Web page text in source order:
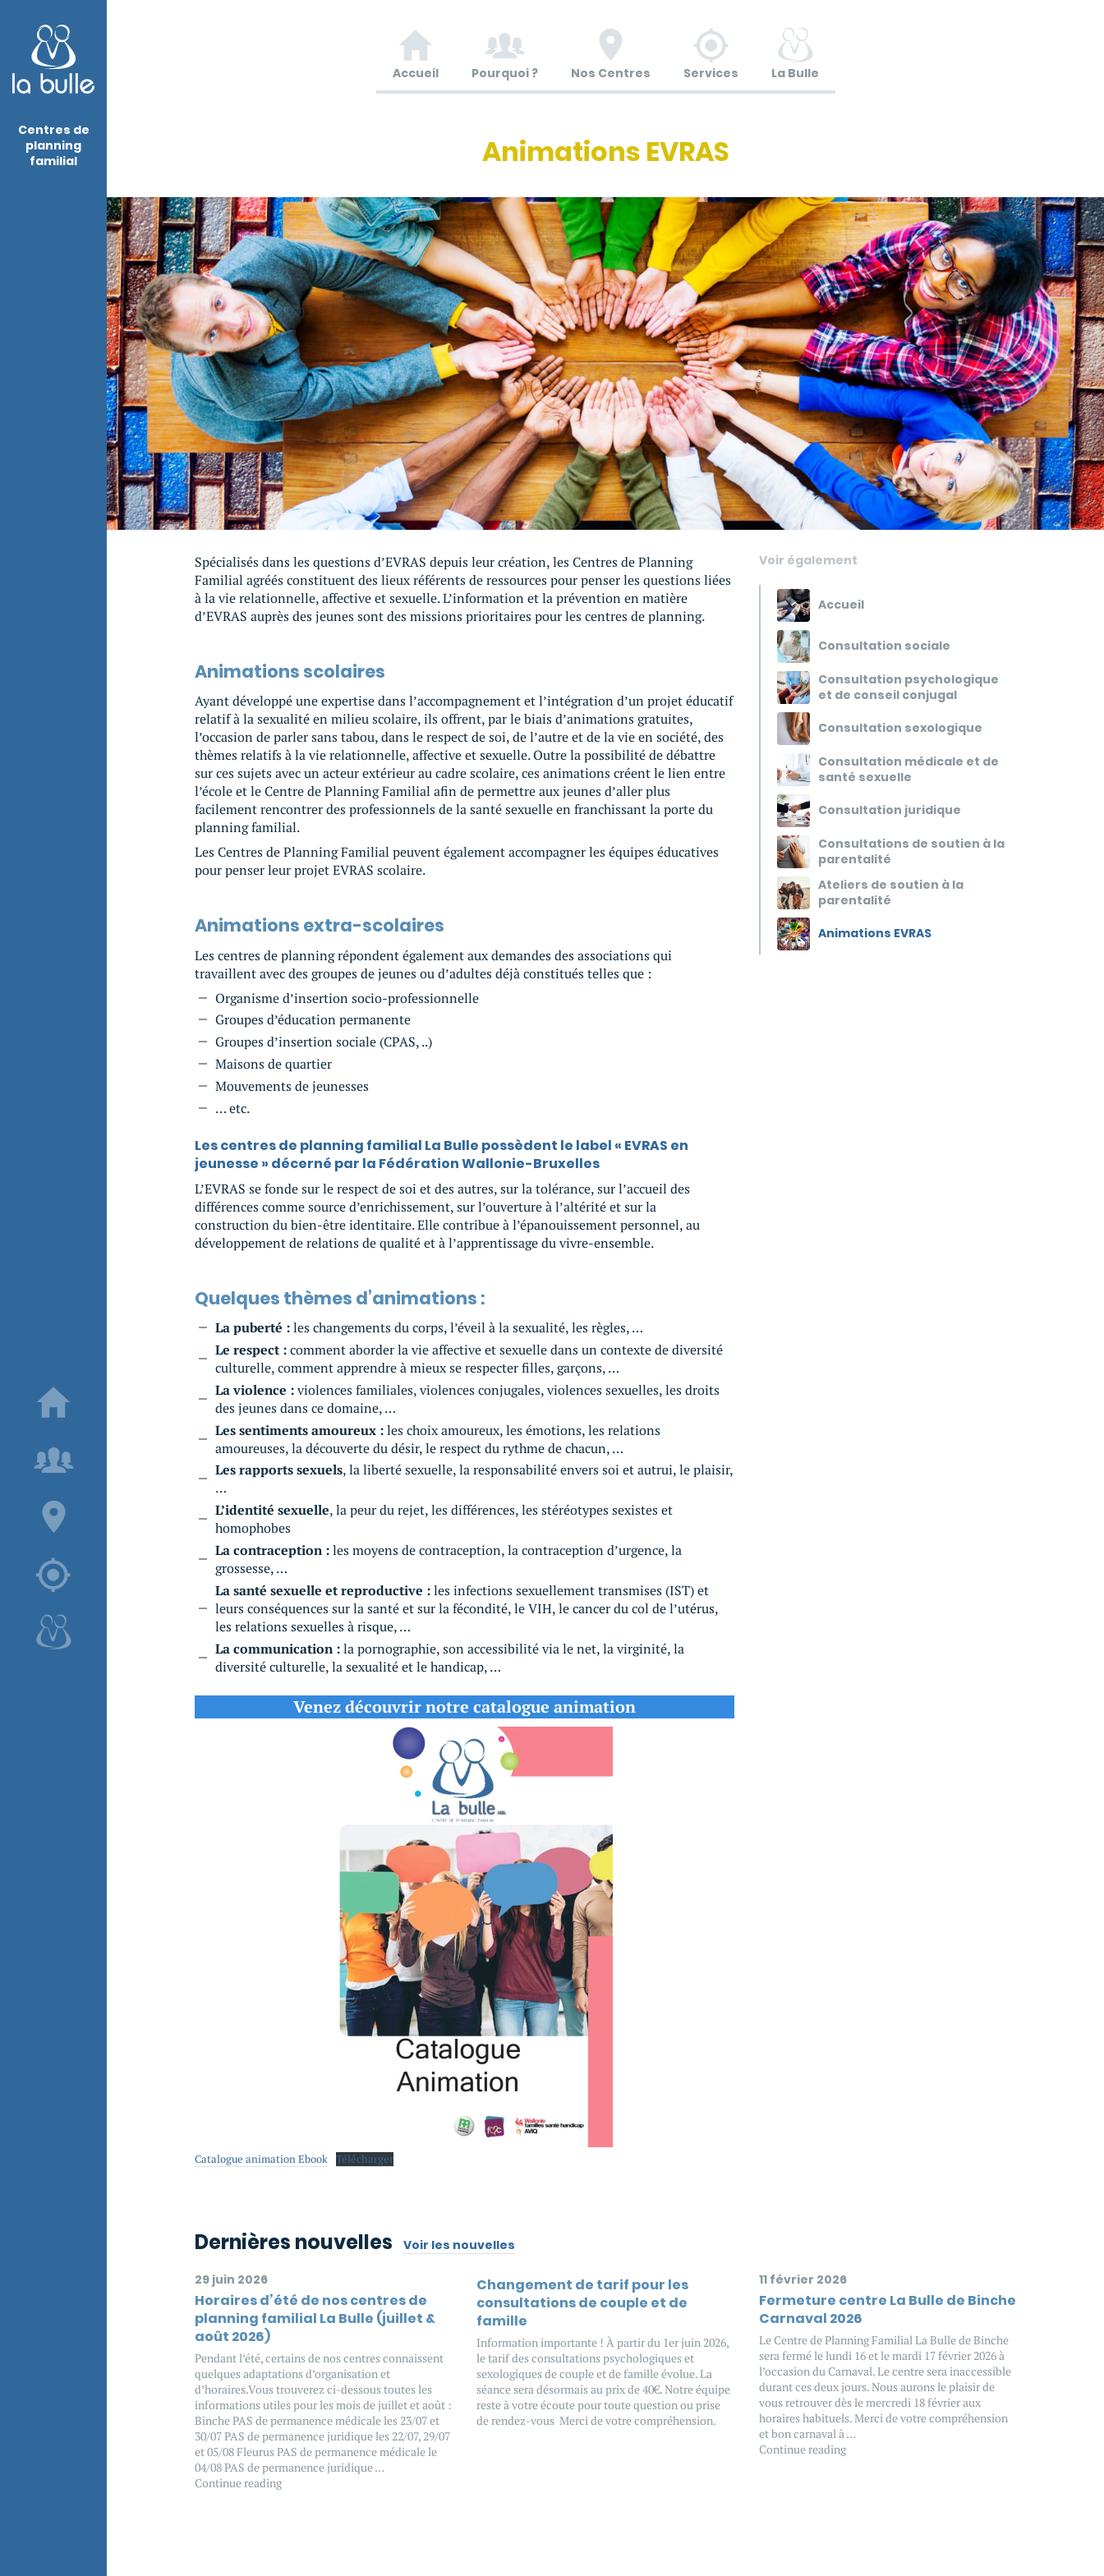
Centres de
planning
familial
Accueil Pourquoi ? Nos Centres Services La Bulle
Animations EVRAS
Spécialisés dans les questions d’EVRAS depuis leur création, les Centres de Planning
Familial agréés constituent des lieux référents de ressources pour penser les questions liées
à la vie relationnelle, affective et sexuelle. L’information et la prévention en matière
d’EVRAS auprès des jeunes sont des missions prioritaires pour les centres de planning.
Animations scolaires
Ayant développé une expertise dans l’accompagnement et l’intégration d’un projet éducatif
relatif à la sexualité en milieu scolaire, ils offrent, par le biais d’animations gratuites,
l’occasion de parler sans tabou, dans le respect de soi, de l’autre et de la vie en société, des
thèmes relatifs à la vie relationnelle, affective et sexuelle. Outre la possibilité de débattre
sur ces sujets avec un acteur extérieur au cadre scolaire, ces animations créent le lien entre
l’école et le Centre de Planning Familial afin de permettre aux jeunes d’aller plus
facilement rencontrer des professionnels de la santé sexuelle en franchissant la porte du
planning familial.
Les Centres de Planning Familial peuvent également accompagner les équipes éducatives
pour penser leur projet EVRAS scolaire.
Animations extra-scolaires
Les centres de planning répondent également aux demandes des associations qui
travaillent avec des groupes de jeunes ou d’adultes déjà constitués telles que :
Organisme d’insertion socio-professionnelle
Groupes d’éducation permanente
Groupes d’insertion sociale (CPAS, ..)
Maisons de quartier
Mouvements de jeunesses
… etc.
Les centres de planning familial La Bulle possèdent le label « EVRAS en
jeunesse » décerné par la Fédération Wallonie-Bruxelles
L’EVRAS se fonde sur le respect de soi et des autres, sur la tolérance, sur l’accueil des
différences comme source d’enrichissement, sur l’ouverture à l’altérité et sur la
construction du bien-être identitaire. Elle contribue à l’épanouissement personnel, au
développement de relations de qualité et à l’apprentissage du vivre-ensemble.
Quelques thèmes d’animations :
La puberté :les changements du corps, l’éveil à la sexualité, les règles, …
Le respect :comment aborder la vie affective et sexuelle dans un contexte de diversité
culturelle, comment apprendre à mieux se respecter filles, garçons, …
La violence :violences familiales, violences conjugales, violences sexuelles, les droits
des jeunes dans ce domaine, …
Les sentiments amoureux :les choix amoureux, les émotions, les relations
amoureuses, la découverte du désir, le respect du rythme de chacun, …
Les rapports sexuels, la liberté sexuelle, la responsabilité envers soi et autrui, le plaisir,
…
L’identité sexuelle, la peur du rejet, les différences, les stéréotypes sexistes et
homophobes
La contraception :les moyens de contraception, la contraception d’urgence, la
grossesse, …
La santé sexuelle et reproductive :les infections sexuellement transmises (IST) et
leurs conséquences sur la santé et sur la fécondité, le VIH, le cancer du col de l’utérus,
les relations sexuelles à risque, …
La communication :la pornographie, son accessibilité via le net, la virginité, la
diversité culturelle, la sexualité et le handicap, …
Venez découvrir notre catalogue animation
Catalogue animation Ebook Télécharger
Voir également
Accueil
Consultation sociale
Consultation psychologique
et de conseil conjugal
Consultation sexologique
Consultation médicale et de
santé sexuelle
Consultation juridique
Consultations de soutien à la
parentalité
Ateliers de soutien à la
parentalité
Animations EVRAS
Dernières nouvelles Voir les nouvelles
Horaires d’été de nos centres de
planning familial La Bulle (juillet &
août 2026)
29 juin 2026
Pendant l’été, certains de nos centres connaissent
quelques adaptations d’organisation et
d’horaires.Vous trouverez ci-dessous toutes les
informations utiles pour les mois de juillet et août :
Binche PAS de permanence médicale les 23/07 et
30/07 PAS de permanence juridique les 22/07, 29/07
et 05/08 Fleurus PAS de permanence médicale le
04/08 PAS de permanence juridique …
Continue reading
Changement de tarif pour les
consultations de couple et de
famille
Information importante ! À partir du 1er juin 2026,
le tarif des consultations psychologiques et
sexologiques de couple et de famille évolue. La
séance sera désormais au prix de 40€. Notre équipe
reste à votre écoute pour toute question ou prise
de rendez-vous Merci de votre compréhension.
Fermeture centre La Bulle de Binche
Carnaval 2026
11 février 2026
Le Centre de Planning Familial La Bulle de Binche
sera fermé le lundi 16 et le mardi 17 février 2026 à
l’occasion du Carnaval. Le centre sera inaccessible
durant ces deux jours. Nous aurons le plaisir de
vous retrouver dès le mercredi 18 février aux
horaires habituels. Merci de votre compréhension
et bon carnaval à …
Continue reading